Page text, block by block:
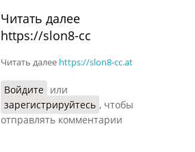
Читать далее
https://slon8-cc
Читать далее https://slon8-cc.at
Войдите или
зарегистрируйтесь , чтобы
отправлять комментарии